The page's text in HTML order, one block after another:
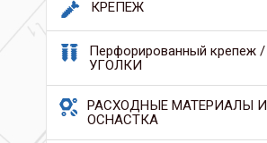
КРЕПЕЖ
Перфорированный крепеж /
УГОЛКИ
РАСХОДНЫЕ МАТЕРИАЛЫ И
ОСНАСТКА